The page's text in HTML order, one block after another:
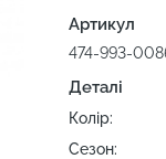
Артикул
474-993-
Деталі
Колір:
Сезон: